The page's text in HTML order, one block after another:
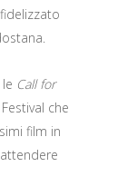
Call for
che
film in